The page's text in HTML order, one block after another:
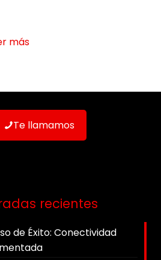
más
Te llamamos
recientes
de Éxito: Conectividad